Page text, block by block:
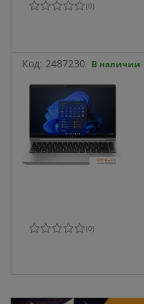
(0)
Код: 2487230 В наличии
(0)